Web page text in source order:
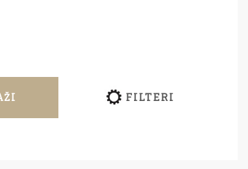
FILTERI